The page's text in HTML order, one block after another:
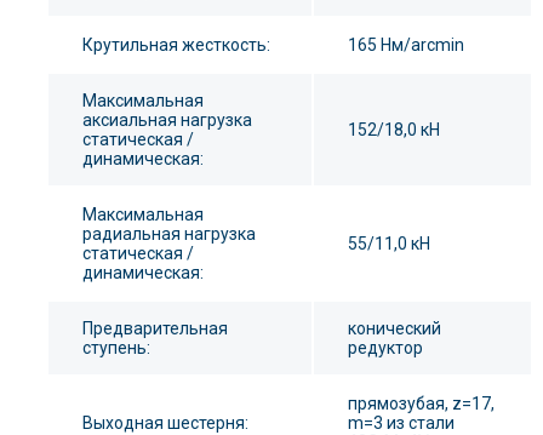
Крутильная жесткость: 165 Нм/arcmin
Максимальная
аксиальная нагрузка
статическая /
динамическая:
152/18,0 кН
Максимальная
радиальная нагрузка
статическая /
динамическая:
55/11,0 кН
Предварительная
ступень:
конический
редуктор
Выходная шестерня:
прямозубая, z=17,
m=3 из стали